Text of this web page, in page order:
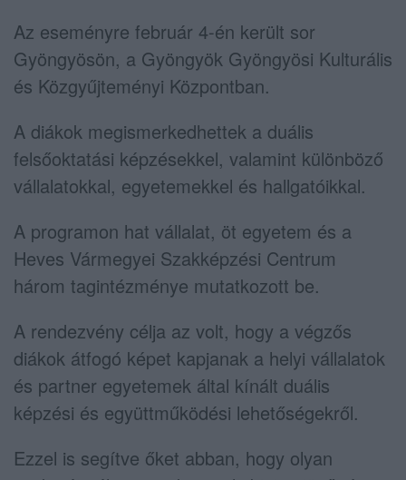
Az eseményre február 4-én került sor
Gyöngyösön, a Gyöngyök Gyöngyösi Kulturális
és Közgyűjteményi Központban.
A diákok megismerkedhettek a duális
felsőoktatási képzésekkel, valamint különböző
vállalatokkal, egyetemekkel és hallgatóikkal.
A programon hat vállalat, öt egyetem és a
Heves Vármegyei Szakképzési Centrum
három tagintézménye mutatkozott be.
A rendezvény célja az volt, hogy a végzős
diákok átfogó képet kapjanak a helyi vállalatok
és partner egyetemek által kínált duális
képzési és együttműködési lehetőségekről.
Ezzel is segítve őket abban, hogy olyan